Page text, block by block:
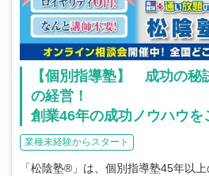
【個別指導塾】 成功の秘
の経営！
創業46年の成功ノウハウを
業種未経験からスタート
「松陰塾®」は、個別指導塾45年以